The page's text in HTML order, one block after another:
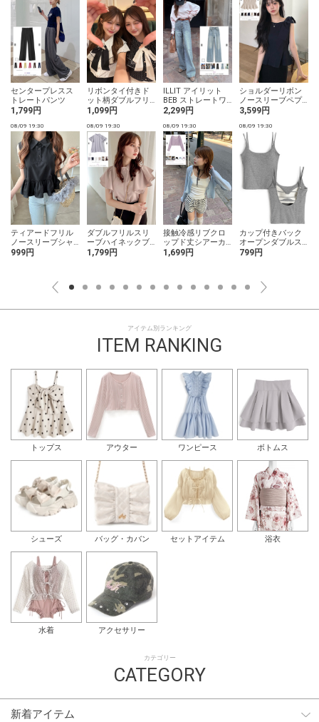
センタープレスス
トレートパンツ
1,799円
リボンタイ付きド
ット柄ダブルフリ
ルブラウス
1,099円
ILLIT アイリット
BEB ストレートワ
イドデニムパンツ
2,299円
ショルダーリボン
ノースリーブペプ
ラムトップス
3,599円
08/09 19:30
ティアードフリル
ノースリーブシャ
ツトップス
999円
08/09 19:30
ダブルフリルスリ
ーブハイネックブ
ラウス
1,799円
08/09 19:30
接触冷感リブクロ
ップド丈シアーカ
ーディガン
1,699円
08/09 19:30
カップ付きバック
オープンダブルス
トラップキャミソ
799円
アイテム別ランキング
ITEM RANKING
トップス アウター ワンピース ボトムス
シューズ バッグ・カバン セットアイテム 浴衣
水着 アクセサリー
カテゴリー
CATEGORY
新着アイテム